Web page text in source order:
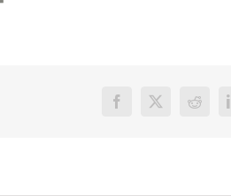
Facebook
X Reddit